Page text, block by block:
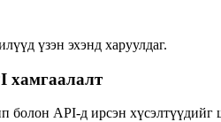
үзэн эхэнд харуулдаг.
хамгаалалт
API-д ирсэн хүсэлтүүдийг